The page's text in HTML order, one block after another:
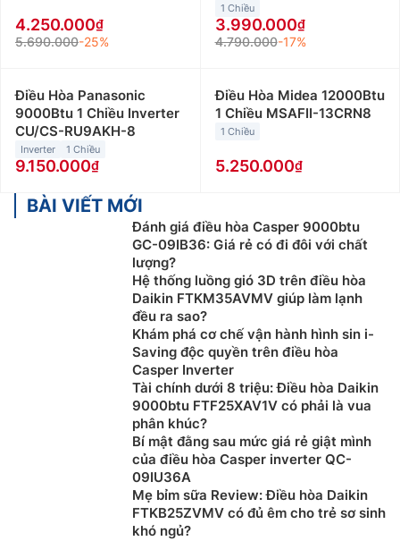
4.250.000
5.690.000-25%
1 Chiều
3.990.000
4.790.000-17%
Điều Hòa Panasonic
9000Btu 1 Chiều Inverter
CU/CS-RU9AKH-8
Inverter 1 Chiều
9.150.000
Điều Hòa Midea 12000Btu
1 Chiều MSAFII-13CRN8
1 Chiều
5.250.000
BÀI VIẾT MỚI
Đánh giá điều hòa Casper 9000btu
GC-09IB36: Giá rẻ có đi đôi với chất
lượng?
Hệ thống luồng gió 3D trên điều hòa
Daikin FTKM35AVMV giúp làm lạnh
đều ra sao?
Khám phá cơ chế vận hành hình sin i-
Saving độc quyền trên điều hòa
Casper Inverter
Tài chính dưới 8 triệu: Điều hòa Daikin
9000btu FTF25XAV1V có phải là vua
phân khúc?
Bí mật đằng sau mức giá rẻ giật mình
của điều hòa Casper inverter QC-
09IU36A
Mẹ bỉm sữa Review: Điều hòa Daikin
FTKB25ZVMV có đủ êm cho trẻ sơ sinh
khó ngủ?